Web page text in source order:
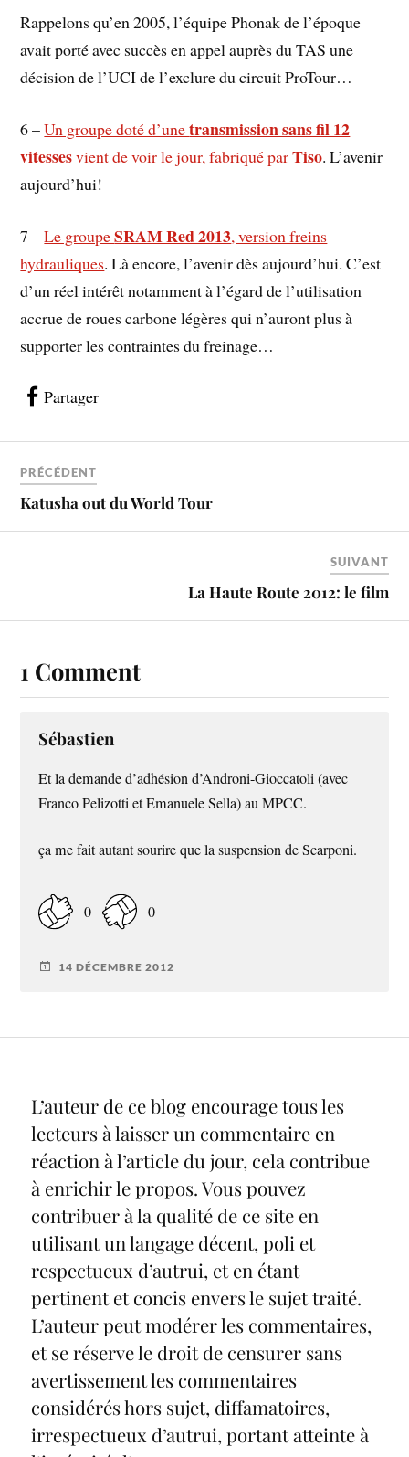
Rappelons qu’en 2005, l’équipe Phonak de l’époque
avait porté avec succès en appel auprès du TAS une
décision de l’UCI de l’exclure du circuit ProTour…
6 –Un groupe doté d’unetransmission sans fil 12
vitessesvient de voir le jour, fabriqué parTiso. L’avenir
aujourd’hui!
7 –Le groupeSRAM Red 2013, version freins
hydrauliques. Là encore, l’avenir dès aujourd’hui. C’est
d’un réel intérêt notamment à l’égard de l’utilisation
accrue de roues carbone légères qui n’auront plus à
supporter les contraintes du freinage…
Partager
PRÉCÉDENT
Katusha out du World Tour
SUIVANT
La Haute Route 2012: le film
1 Comment
Sébastien
Et la demande d’adhésion d’Androni-Gioccatoli (avec
Franco Pelizotti et Emanuele Sella) au MPCC.
ça me fait autant sourire que la suspension de Scarponi.
0 0
14 DÉCEMBRE 2012
L’auteur de ce blog encourage tous les
lecteurs à laisser un commentaire en
réaction à l’article du jour, cela contribue
à enrichir le propos. Vous pouvez
contribuer à la qualité de ce site en
utilisant un langage décent, poli et
respectueux d’autrui, et en étant
pertinent et concis envers le sujet traité.
L’auteur peut modérer les commentaires,
et se réserve le droit de censurer sans
avertissement les commentaires
considérés hors sujet, diffamatoires,
irrespectueux d’autrui, portant atteinte à